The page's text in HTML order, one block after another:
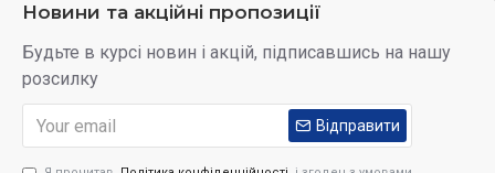
Новини та акційні пропозиції
Будьте в курсі новин і акцій, підписавшись на нашу
розсилку
Відправити